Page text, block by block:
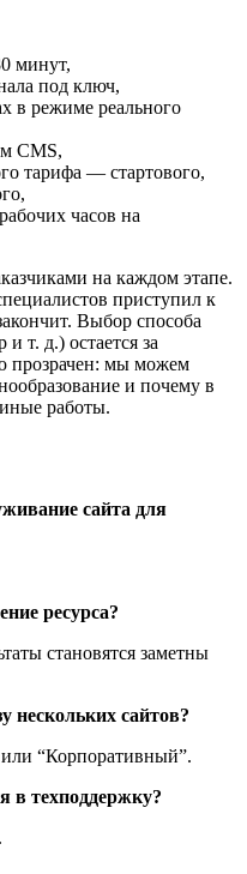
минут,
под ключ,
в режиме реального
CMS,
тарифа — стартового,
часов на
на каждом этапе.
приступил к
Выбор способа
т. д.) остается за
прозрачен: мы можем
и почему в
работы.
сайта для
ресурса?
становятся заметны
нескольких сайтов?
или “Корпоративный”.
в техподдержку?